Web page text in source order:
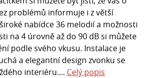
problémů informuje i z větší
nabídce 36 melodií a možnosti
na 4 úrovně až do 90 dB si můžete
podle svého vkusu. Instalace je
a elegantní design zvonku se
interiéru.... Celý popis